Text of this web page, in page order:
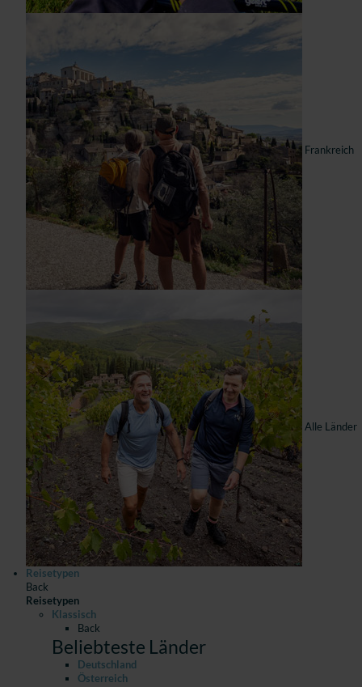
Frankreich
Alle Länder
Reisetypen
Back
Reisetypen
Klassisch
Back
Beliebteste Länder
Deutschland
Österreich